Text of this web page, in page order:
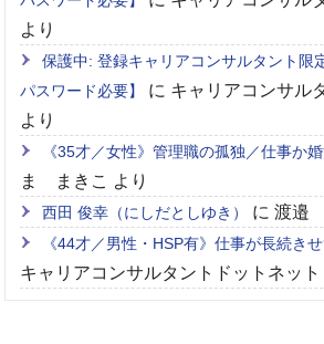
より
保護中: 登録キャリアコンサルタント
パスワード必要】
に キャリアコンサル
より
《35才／女性》管理職の孤独／仕事か
ま まきこ より
西田 俊幸（にしだとしゆき） に渡邉
《44才／男性・HSP有》仕事が長続き
キャリアコンサルタントドットネット